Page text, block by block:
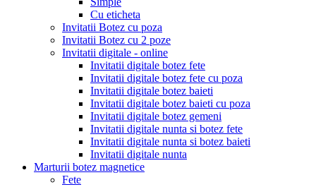
Cu eticheta
Invitatii Botez cu poza
Invitatii Botez cu 2 poze
Invitatii digitale - online
Invitatii digitale botez fete
Invitatii digitale botez fete cu poza
Invitatii digitale botez baieti
Invitatii digitale botez baieti cu poza
Invitatii digitale botez gemeni
Invitatii digitale nunta si botez fete
Invitatii digitale nunta si botez baieti
Invitatii digitale nunta
Marturii botez magnetice
Fete